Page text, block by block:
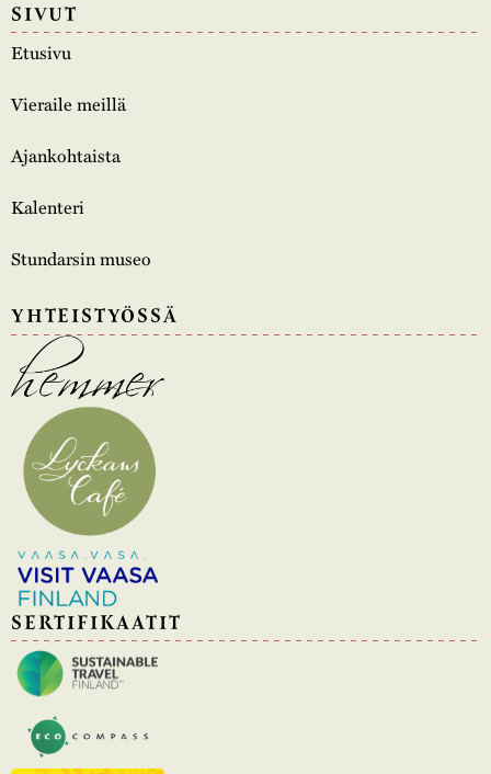
SIVUT
Etusivu
Vieraile meillä
Ajankohtaista
Kalenteri
Stundarsin museo
YHTEISTYÖSSÄ
SERTIFIKAATIT